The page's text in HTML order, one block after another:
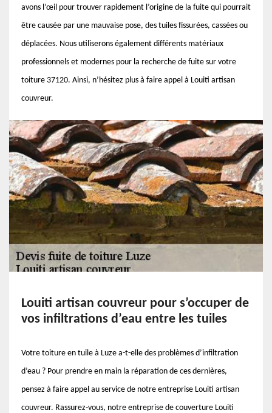
avons l’œil pour trouver rapidement l’origine de la fuite qui pourrait
être causée par une mauvaise pose, des tuiles fissurées, cassées ou
déplacées. Nous utiliserons également différents matériaux
professionnels et modernes pour la recherche de fuite sur votre
toiture 37120. Ainsi, n’hésitez plus à faire appel à Louiti artisan
couvreur.
Louiti artisan couvreur pour s’occuper de
vos infiltrations d’eau entre les tuiles
Votre toiture en tuile à Luze a-t-elle des problèmes d’infiltration
d’eau ? Pour prendre en main la réparation de ces dernières,
pensez à faire appel au service de notre entreprise Louiti artisan
couvreur. Rassurez-vous, notre entreprise de couverture Louiti